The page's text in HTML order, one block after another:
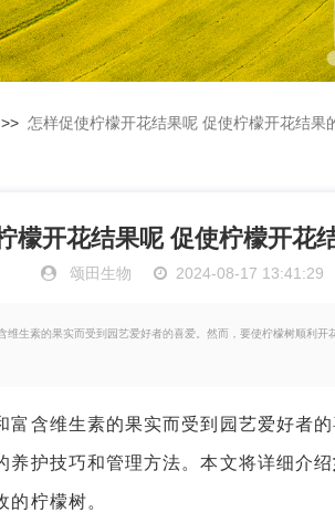
>> 怎样促使柠檬开花结果呢 促使柠檬开花结果
檬开花结果呢 促使柠檬开花
颂田生物 2024-08-17 13:41:29
维生素的果实而受到园艺爱好者的喜爱。然而，要使柠檬树顺利
含维生素的果实而受到园艺爱好者的
养护技巧和管理方法。本文将详细介绍
柠檬树。